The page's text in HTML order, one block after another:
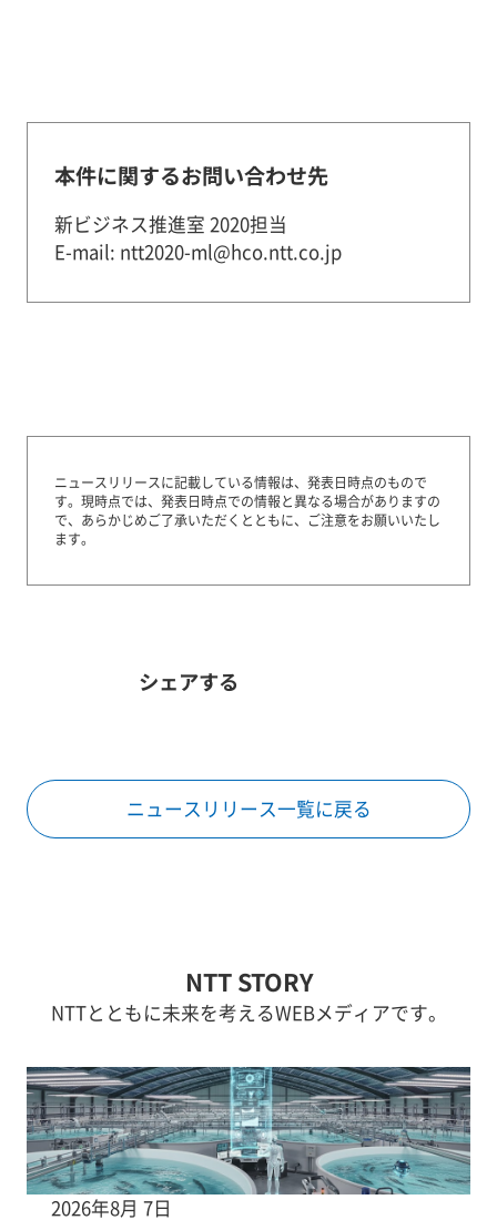
本件に関するお問い合わせ先
新ビジネス推進室 2020担当
E-mail: ntt2020-ml@hco.ntt.co.jp
ニュースリリースに記載している情報は、発表日時点のもので
す。 現時点では、発表日時点での情報と異なる場合がありますの
で、あらかじめご了承いただくとともに、ご注意をお願いいたし
ます。
シェアする
ニュースリリース一覧に戻る
NTT STORY
NTTとともに未来を考えるWEBメディアです。
2026年8月 7日